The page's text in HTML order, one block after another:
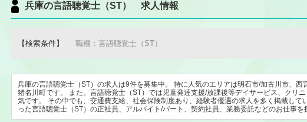
兵庫の言語聴覚士（ST） 求人情報
【検索条件】 職種：言語聴覚士（ST）
兵庫の言語聴覚士（ST）の求人は9件を募集中。 特に人気のエリアは明石市/加古川市、西
猪名川町です。 また、言語聴覚士（ST）では児童発達支援/放課後等デイサービス、クリ
気です。 その中でも、交通費支給、社会保険制度あり、経験者優遇の求人を多く掲載して
った言語聴覚士（ST）の正社員、アルバイト/パート、契約社員、業務委託などのお仕事を